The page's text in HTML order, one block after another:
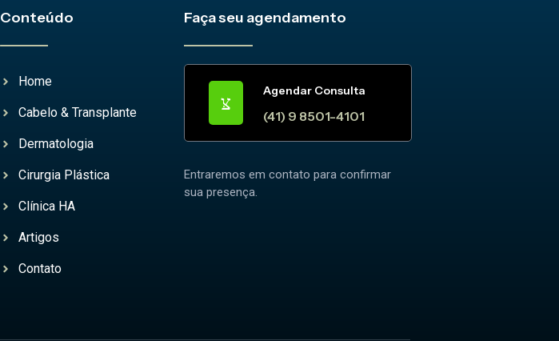
Conteúdo
Home
Cabelo & Transplante
Dermatologia
Cirurgia Plástica
Clínica HA
Artigos
Contato
Faça seu agendamento
Agendar Consulta
(41) 9 8501-4101
Entraremos em contato para confirmar
sua presença.